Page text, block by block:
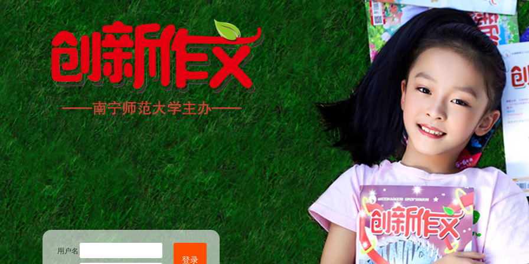
用户名
登录